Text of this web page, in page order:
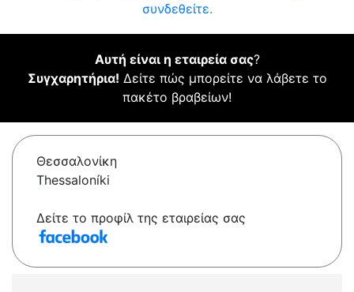
συνδεθείτε.
Αυτή είναι η εταιρεία σας?
Συγχαρητήρια! Δείτε πώς μπορείτε να λάβετε το
πακέτο βραβείων!
Θεσσαλονίκη
Thessaloníki
Δείτε το προφίλ της εταιρείας σας